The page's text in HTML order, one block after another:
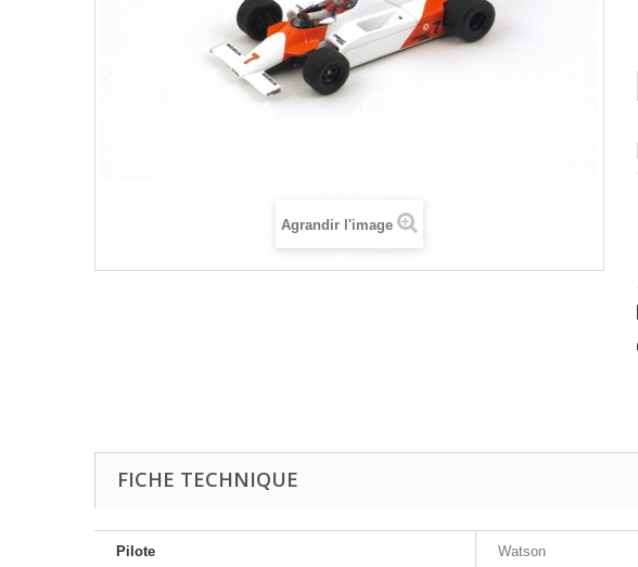
Agrandir l'image
FICHE TECHNIQUE
Pilote Watson